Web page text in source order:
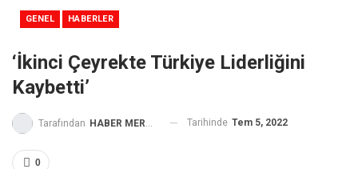
GENEL HABERLER
‘İkinci Çeyrekte Türkiye Liderliğini
Kaybetti’
Tarafından HABER MERKEZİ Tarihinde Tem 5, 2022
0